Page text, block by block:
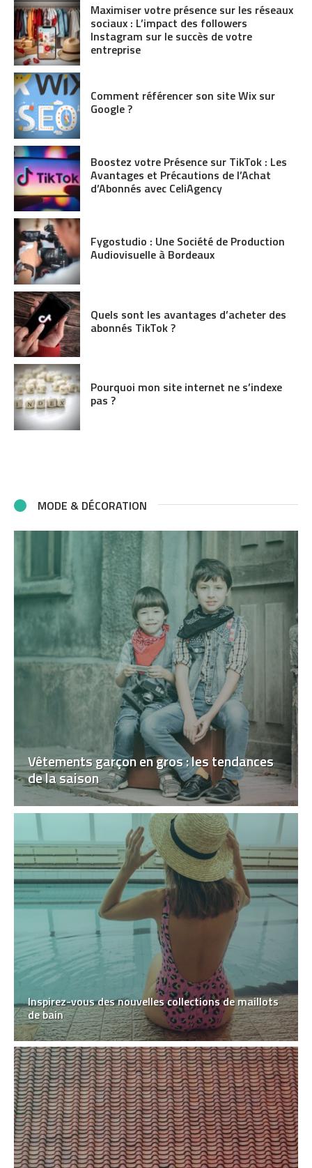
Maximiser votre présence sur les réseaux
sociaux : L’impact des followers
Instagram sur le succès de votre
entreprise
Comment référencer son site Wix sur
Google ?
Boostez votre Présence sur TikTok : Les
Avantages et Précautions de l’Achat
d’Abonnés avec CeliAgency
Fygostudio : Une Société de Production
Audiovisuelle à Bordeaux
Quels sont les avantages d’acheter des
abonnés TikTok ?
Pourquoi mon site internet ne s’indexe
pas ?
MODE & DÉCORATION
Vêtements garçon en gros : les tendances
de la saison
Inspirez-vous des nouvelles collections de maillots
de bain